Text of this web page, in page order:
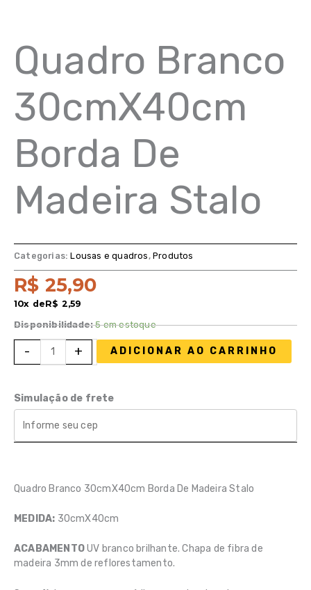
Quadro Branco
30cmX40cm
Borda De
Madeira Stalo
Categorias:Lousas e quadros,Produtos
R$ 25,90
Disponibilidade: 5 em estoque
10x deR$ 2,59
-
De
Madeira
+ ADICIONAR AO CARRINHO
Simulação de frete
Quadro Branco 30cmX40cm Borda De Madeira Stalo
MEDIDA: 30cmX40cm
ACABAMENTOUV branco brilhante. Chapa de fibra de
madeira 3mm de reflorestamento.